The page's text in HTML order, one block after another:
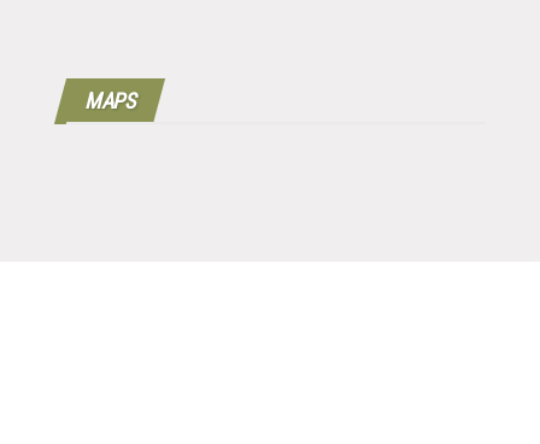
MAPS